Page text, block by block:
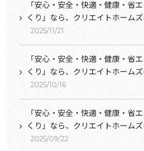
「安心・安全・快適・健康・省
くり」なら、クリエイトホーム
2025/11/21
「安心・安全・快適・健康・省
くり」なら、クリエイトホーム
2025/10/16
「安心・安全・快適・健康・省
くり」なら、クリエイトホーム
2025/09/22